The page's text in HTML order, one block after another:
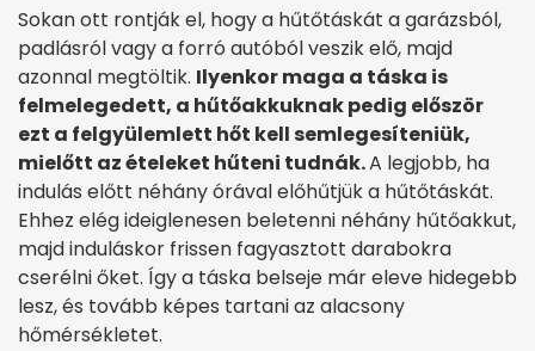
Sokan ott rontják el, hogy a hűtőtáskát a garázsból,
padlásról vagy a forró autóból veszik elő, majd
azonnal megtöltik. Ilyenkor maga a táska is
felmelegedett, a hűtőakkuknak pedig először
ezt a felgyülemlett hőt kell semlegesíteniük,
mielőtt az ételeket hűteni tudnák.A legjobb, ha
indulás előtt néhány órával előhűtjük a hűtőtáskát.
Ehhez elég ideiglenesen beletenni néhány hűtőakkut,
majd induláskor frissen fagyasztott darabokra
cserélni őket. Így a táska belseje már eleve hidegebb
lesz, és tovább képes tartani az alacsony
hőmérsékletet.